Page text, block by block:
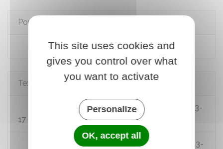
Pour en savoir plus
Assurance automobile
Textes de référence
Code des assurances : articles L113-1 à L113-
17
Code des assurances : articles R113-1 à R113-
This site uses cookies and
gives you control over what
you want to activate
Personalize
OK, accept all